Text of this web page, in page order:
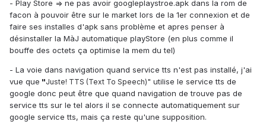
- Play Store => ne pas avoir googleplaystroe.apk dans la rom de
facon à pouvoir être sur le market lors de la 1er connexion et de
faire ses installes d'apk sans problème et apres penser à
désinstaller la MàJ automatique playStore (en plus comme il
bouffe des octets ça optimise la mem du tel)
- La voie dans navigation quand service tts n'est pas installé, j'ai
vue que "Juste! TTS (Text To Speech)" utilise le service tts de
google donc peut être que quand navigation de trouve pas de
service tts sur le tel alors il se connecte automatiquement sur
google service tts, mais ça reste qu'une supposition.